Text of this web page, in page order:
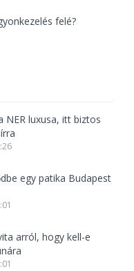
felé?
NER luxusa, itt biztos
egy patika Budapest
arról, hogy kell-e